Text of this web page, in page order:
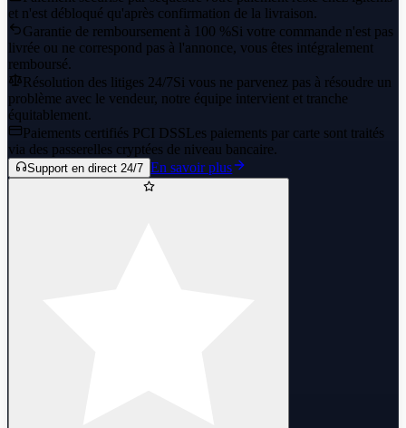
et n'est débloqué qu'après confirmation de la livraison.
Garantie de remboursement à 100 %Si votre commande n'est pas
livrée ou ne correspond pas à l'annonce, vous êtes intégralement
remboursé.
Résolution des litiges 24/7Si vous ne parvenez pas à résoudre un
problème avec le vendeur, notre équipe intervient et tranche
équitablement.
Paiements certifiés PCI DSSLes paiements par carte sont traités
via des passerelles cryptées de niveau bancaire.
Support en direct 24/7 En savoir plus